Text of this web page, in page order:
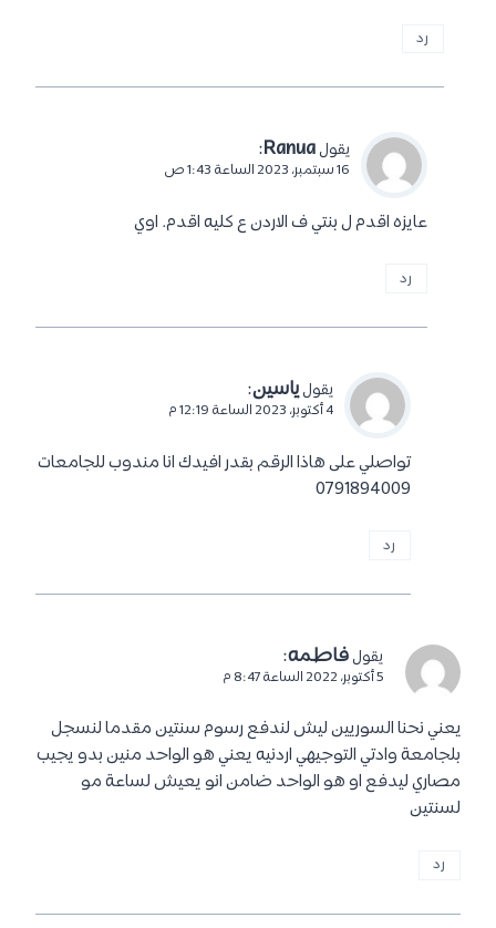
رد
يقول Ranua
:
16 سبتمبر، 2023 الساعة 1:43 ص
عايزه اقدم ل بنتي ف الاردن ع كليه اقدم. اوي
رد
يقول ياسين:
4 أكتوبر، 2023 الساعة 12:19 م
تواصلي على هاذا الرقم بقدر افيدك انا مندوب للجامعات
0791894009
رد
يقول فاطمه:
5 أكتوبر، 2022 الساعة 8:47 م
يعني نحنا السوريين ليش لندفع رسوم سنتين مقدما لنسجل
بلجامعة وادتي التوجيهي اردنيه يعني هو الواحد منين بدو يجيب
مصاري ليدفع او هو الواحد ضامن انو يعيش لساعة مو
لسنتين
رد